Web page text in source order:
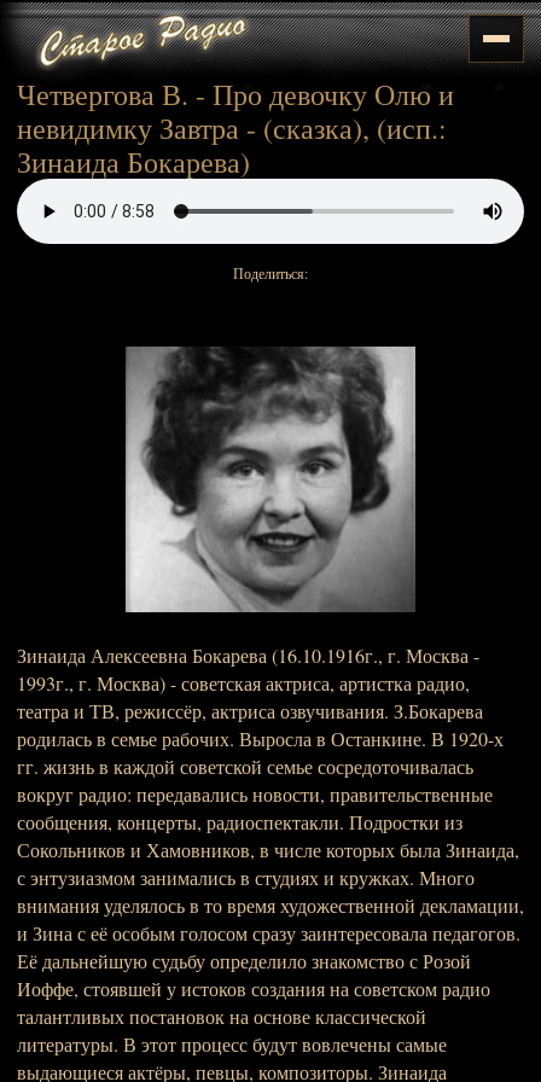
Четвергова В. - Про девочку Олю и
невидимку Завтра - (сказка), (исп.:
Зинаида Бокарева)
Поделиться:
Зинаида Алексеевна Бокарева (16.10.1916г., г. Москва -
1993г., г. Москва) - советская актриса, артистка радио,
театра и ТВ, режиссёр, актриса озвучивания. З.Бокарева
родилась в семье рабочих. Выросла в Останкине. В 1920-х
гг. жизнь в каждой советской семье сосредоточивалась
вокруг радио: передавались новости, правительственные
сообщения, концерты, радиоспектакли. Подростки из
Сокольников и Хамовников, в числе которых была Зинаида,
с энтузиазмом занимались в студиях и кружках. Много
внимания уделялось в то время художественной декламации,
и Зина с её особым голосом сразу заинтересовала педагогов.
Её дальнейшую судьбу определило знакомство с Розой
Иоффе, стоявшей у истоков создания на советском радио
талантливых постановок на основе классической
литературы. В этот процесс будут вовлечены самые
выдающиеся актёры, певцы, композиторы. Зинаида